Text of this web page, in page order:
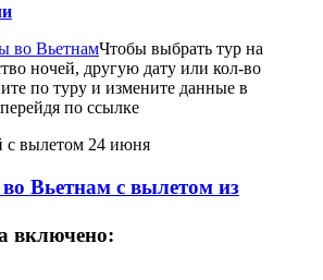
Чтобы выбрать тур на
ночей, другую дату или кол-во
по туру и измените данные в
по ссылке
с вылетом 24 июня
включено: